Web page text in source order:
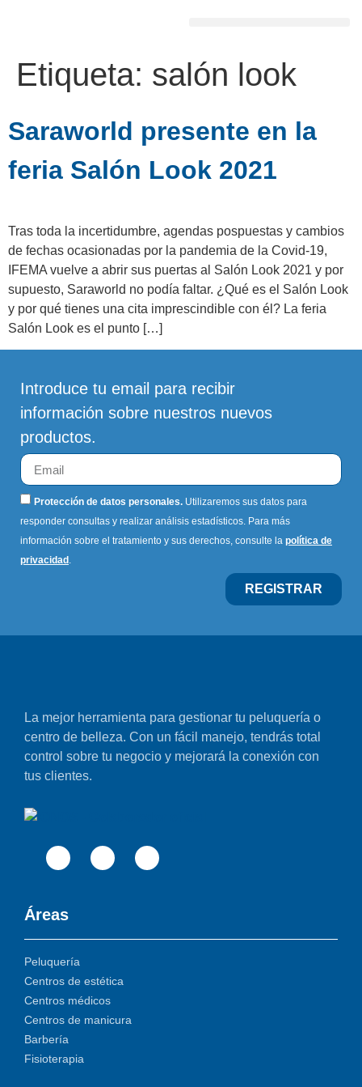
Etiqueta: salón look
Saraworld presente en la
feria Salón Look 2021
Tras toda la incertidumbre, agendas pospuestas y cambios
de fechas ocasionadas por la pandemia de la Covid-19,
IFEMA vuelve a abrir sus puertas al Salón Look 2021 y por
supuesto, Saraworld no podía faltar. ¿Qué es el Salón Look
y por qué tienes una cita imprescindible con él? La feria
Salón Look es el punto […]
Introduce tu email para recibir
información sobre nuestros nuevos
productos.
Protección de datos personales. Utilizaremos sus datos para
responder consultas y realizar análisis estadísticos. Para más
información sobre el tratamiento y sus derechos, consulte la política de
privacidad
REGISTRAR
La mejor herramienta para gestionar tu peluquería o
centro de belleza. Con un fácil manejo, tendrás total
control sobre tu negocio y mejorará la conexión con
tus clientes.
Áreas
Peluquería
Centros de estética
Centros médicos
Centros de manicura
Barbería
Fisioterapia